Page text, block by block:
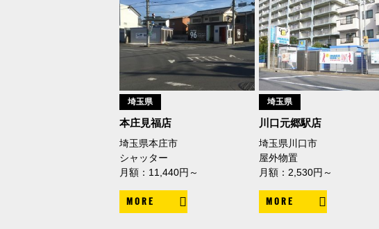
埼玉県
本庄見福店
埼玉県本庄市
シャッター
月額：11,440円～
MORE
埼玉県
川口元郷駅店
埼玉県川口市
屋外物置
月額：2,530円～
MORE